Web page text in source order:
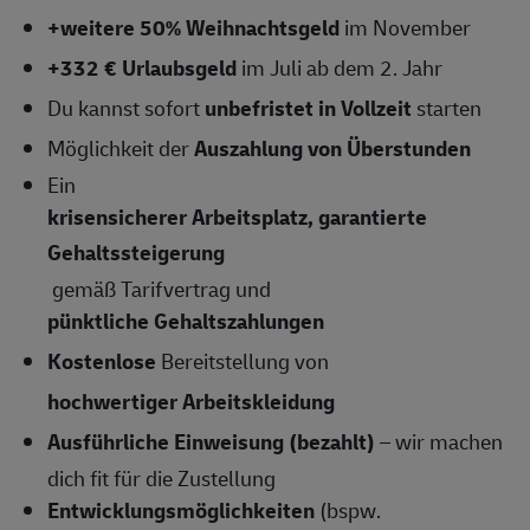
+weitere 50% Weihnachtsgeldim November
+332 € Urlaubsgeldim Juli ab dem 2. Jahr
Du kannst sofortunbefristet in Vollzeit starten
Möglichkeit derAuszahlung von Überstunden
Ein
krisensicherer Arbeitsplatz, garantierte
Gehaltssteigerung
gemäß Tarifvertrag und
pünktliche Gehaltszahlungen
Kostenlose Bereitstellung von
hochwertiger Arbeitskleidung
Ausführliche Einweisung (bezahlt)– wir machen
dich fit für die Zustellung
Entwicklungsmöglichkeiten (bspw.